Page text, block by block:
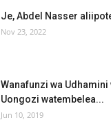
Je, Abdel Nasser
Nov 23, 2022
Wanafunzi wa Udhamini
Uongozi watembelea...
Jun 10, 2019